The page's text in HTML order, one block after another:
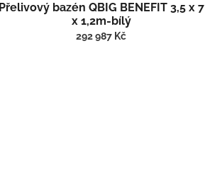
Přelivový bazén QBIG BENEFIT 3,5 x 7
x 1,2m-bílý
292 987 Kč